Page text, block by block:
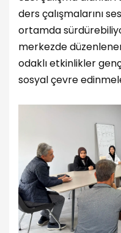
ders çalışmalarını
ortamda
merkezde
odaklı etkinlikler
sosyal çevre